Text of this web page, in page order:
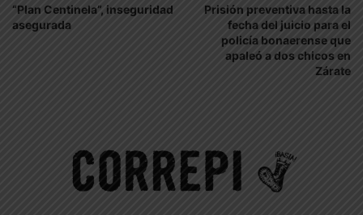
“Plan Centinela”, inseguridad
asegurada
Prisión preventiva hasta la
fecha del juicio para el
policía bonaerense que
apaleó a dos chicos en
Zárate